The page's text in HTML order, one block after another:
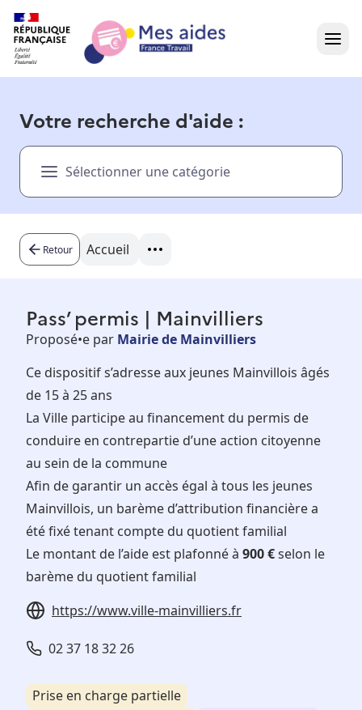
Présentation vidéo
Besoin d'aide ?
Votre recherche d'aide :
Sélectionner une catégorie
Retour Accueil
Pass’ permis | Mainvilliers
Proposé•e par Mairie de Mainvilliers
Ce dispositif s’adresse aux jeunes Mainvillois âgés
de 15 à 25 ans
La Ville participe au financement du permis de
conduire en contrepartie d’une action citoyenne
au sein de la commune
Afin de garantir un accès égal à tous les jeunes
Mainvillois, un barème d’attribution financière a
été fixé tenant compte du quotient familial
Le montant de l’aide est plafonné à 900 €selon le
barème du quotient familial
https://www.ville-mainvilliers.fr
02 37 18 32 26
Prise en charge partielle